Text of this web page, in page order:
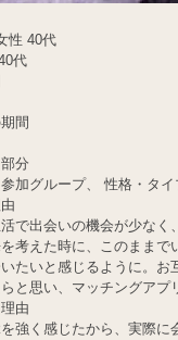
性 40代
代
間
分
加グループ、 性格・タ
で出会いの機会が少なく
考えた時に、このままで
たいと感じるように。お
と思い、マッチングアプ
由
強く感じたから、実際に